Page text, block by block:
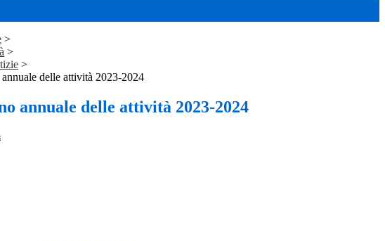
>
>
>
delle attività 2023-2024
annuale delle attività 2023-2024